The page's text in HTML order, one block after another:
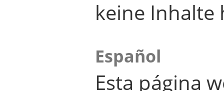
keine Inhalte
Español
Esta página